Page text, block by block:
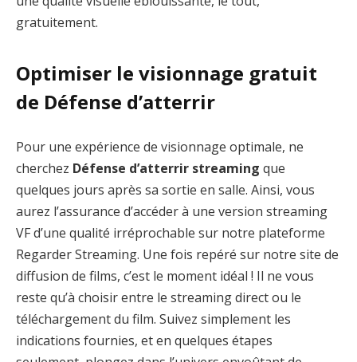
gratuitement.
Optimiser le visionnage gratuit
de Défense d’atterrir
Pour une expérience de visionnage optimale, ne
cherchez Défense d’atterrir streaming que
quelques jours après sa sortie en salle. Ainsi, vous
aurez l’assurance d’accéder à une version streaming
VF d’une qualité irréprochable sur notre plateforme
Regarder Streaming. Une fois repéré sur notre site de
diffusion de films, c’est le moment idéal ! Il ne vous
reste qu’à choisir entre le streaming direct ou le
téléchargement du film. Suivez simplement les
indications fournies, et en quelques étapes